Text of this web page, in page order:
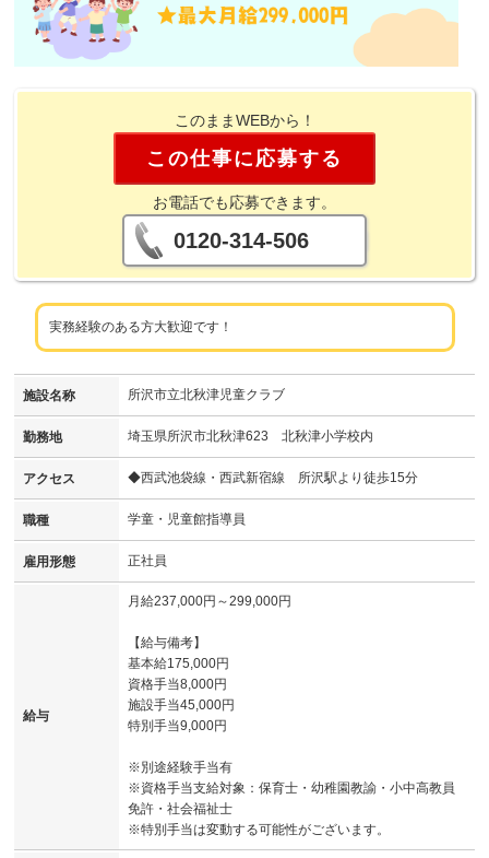
このままWEBから！
この仕事に応募する
お電話でも応募できます。
0120-314-506
実務経験のある方大歓迎です！
施設名称 所沢市立北秋津児童クラブ
勤務地 埼玉県所沢市北秋津623 北秋津小学校内
アクセス ◆西武池袋線・西武新宿線 所沢駅より徒歩15分
職種 学童・児童館指導員
雇用形態 正社員
給与
月給237,000円～299,000円
【給与備考】
基本給175,000円
資格手当8,000円
施設手当45,000円
特別手当9,000円
※別途経験手当有
※資格手当支給対象：保育士・幼稚園教諭・小中高教員
免許・社会福祉士
※特別手当は変動する可能性がございます。